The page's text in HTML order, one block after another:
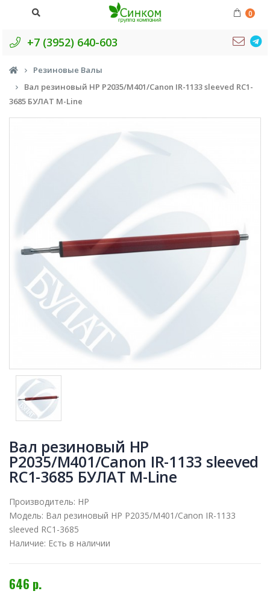
0
+7 (3952) 640-603
Резиновые Валы
Вал резиновый HP P2035/M401/Canon IR-1133 sleeved RC1-
3685 БУЛАТ M-Line
Вал резиновый HP
P2035/M401/Canon IR-1133 sleeved
RC1-3685 БУЛАТ M-Line
Производитель: HP
Модель: Вал резиновый HP P2035/M401/Canon IR-1133
sleeved RC1-3685
Наличие: Есть в наличии
646 р.